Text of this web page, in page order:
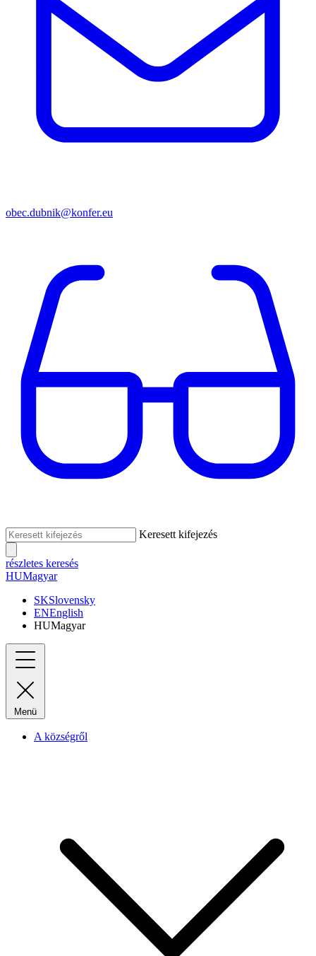
obec.dubnik@konfer.eu
Keresett kifejezés
részletes keresés
HUMagyar
SKSlovensky
ENEnglish
HUMagyar
Menü
A községről